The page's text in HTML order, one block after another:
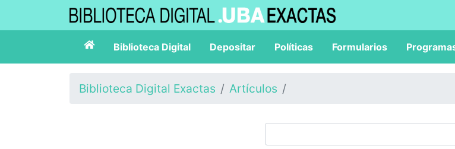
Biblioteca Digital Depositar Políticas Formularios
Biblioteca Digital Exactas Artículos